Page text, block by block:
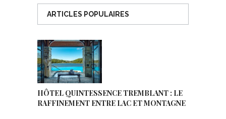
ARTICLES POPULAIRES
HÔTEL QUINTESSENCE TREMBLANT : LE
RAFFINEMENT ENTRE LAC ET MONTAGNE